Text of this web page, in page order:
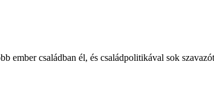
ember családban él, és családpolitikával sok